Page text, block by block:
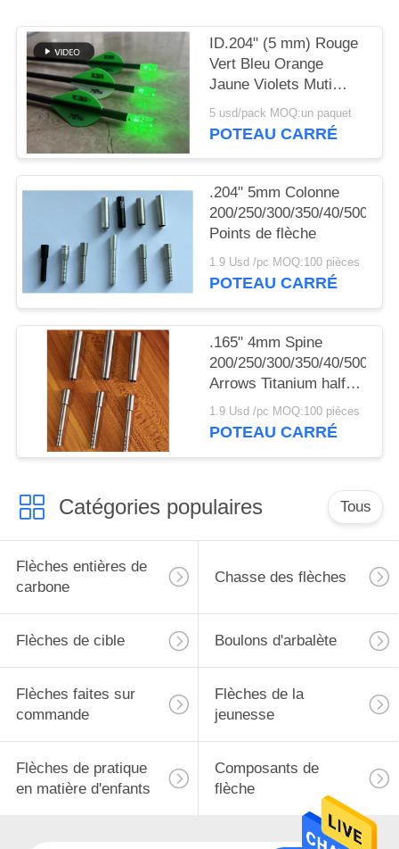
PLAN
DU
SITE
POLITIQUE
DE
CONFIDENTIALITÉ
ID.204" (5 mm) Rouge
Vert Bleu Orange
Jaune Violets Muti
Couleur flèche allumée
Nocks avec bouton de
5 usd/pack MOQ:un paquet
POTEAU CARRÉ
.204" 5mm Colonne
200/250/300/350/40/500
Points de flèche
1.9 Usd /pc MOQ:100 pièces
POTEAU CARRÉ
.165" 4mm Spine
200/250/300/350/40/500
Arrows Titanium half
out inserts and Collars
Sleeve
1.9 Usd /pc MOQ:100 pièces
POTEAU CARRÉ
Catégories populaires Tous
Flèches entières de
carbone
Chasse des flèches
Flèches de cible Boulons d'arbalète
Flèches faites sur
commande
Flèches de la
jeunesse
Flèches de pratique
en matière d'enfants
Composants de
flèche